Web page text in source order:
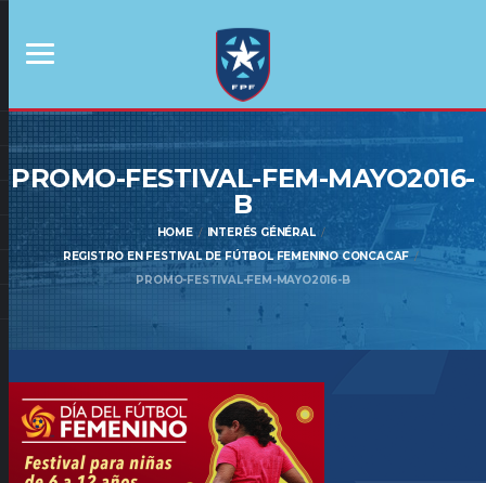
PROMO-FESTIVAL-FEM-MAYO2016-
B
HOME
INTERÉS GÉNÉRAL
REGISTRO EN FESTIVAL DE FÚTBOL FEMENINO CONCACAF
PROMO-FESTIVAL-FEM-MAYO2016-B